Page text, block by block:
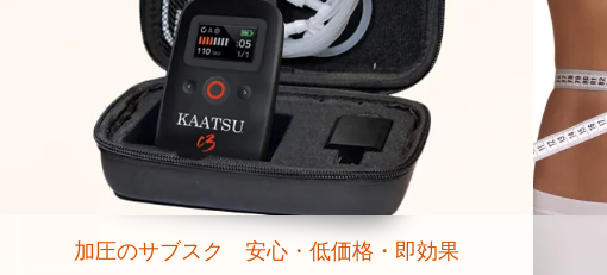
加圧のサブスク 安心・低価格・即効果